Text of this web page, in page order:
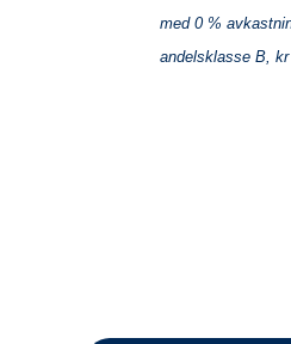
med 0 %
andelsklasse B,